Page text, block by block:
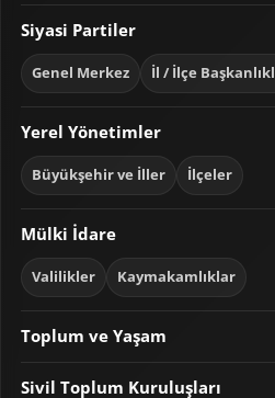
Siyasi Partiler
Genel Merkez İl / İlçe
Yerel Yönetimler
Büyükşehir ve İller İlçeler
Mülki İdare
Valilikler Kaymakamlıklar
Toplum ve Yaşam
Sivil Toplum Kuruluşları